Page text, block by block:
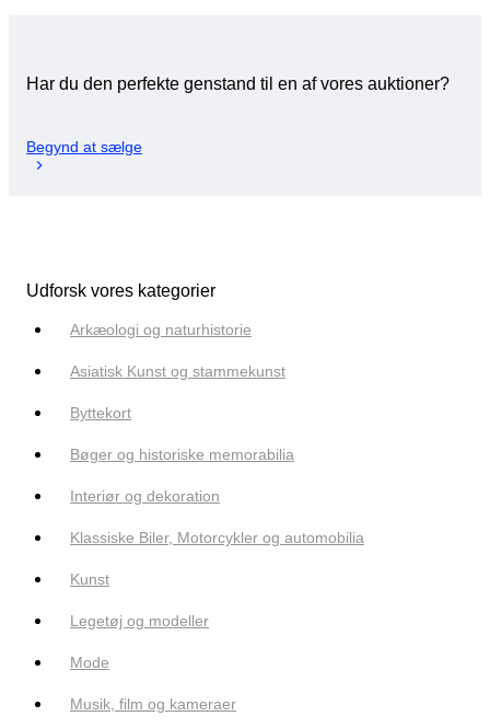
Har du den perfekte genstand til en af vores auktioner?
Begynd at sælge
Udforsk vores kategorier
Arkæologi og naturhistorie
Asiatisk Kunst og stammekunst
Byttekort
Bøger og historiske memorabilia
Interiør og dekoration
Klassiske Biler, Motorcykler og automobilia
Kunst
Legetøj og modeller
Mode
Musik, film og kameraer